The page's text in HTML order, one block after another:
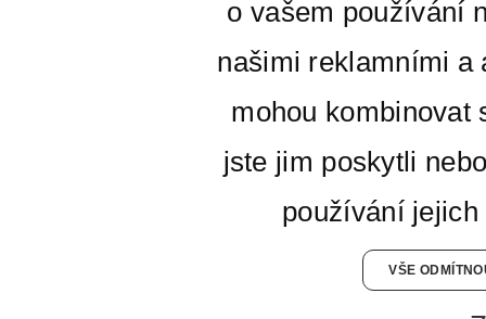
o vašem používání
našimi reklamními a
mohou kombinovat
jste jim poskytli
používání
VŠE